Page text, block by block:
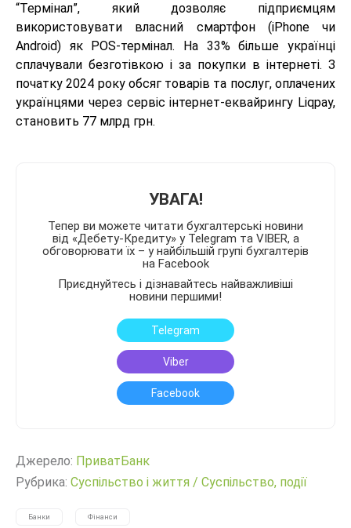
“Термінал”, який дозволяє підприємцям
використовувати власний смартфон (iPhone чи
Android) як POS-термінал. На 33% більше українці
сплачували безготівкою і за покупки в інтернеті. З
початку 2024 року обсяг товарів та послуг, оплачених
українцями через сервіс інтернет-еквайрингу Liqpay,
становить 77 млрд грн.
УВАГА!
Тепер ви можете читати бухгалтерські новини
від «Дебету-Кредиту» у Telegram та VIBER, а
обговорювати їх – у найбільшій групі бухгалтерів
на Facebook
Приєднуйтесь і дізнавайтесь найважливіші
новини першими!
Telegram
Viber
Facebook
Джерело: ПриватБанк
Рубрика: Суспільство і життя / Суспільство, події
Банки Фінанси